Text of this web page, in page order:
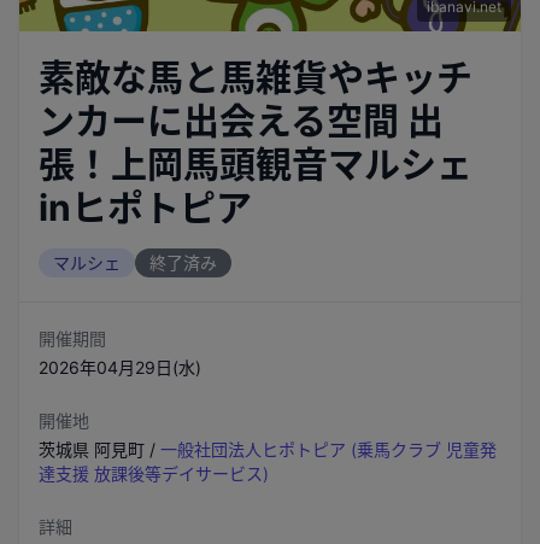
ibanavi.net
素敵な馬と馬雑貨やキッチ
ンカーに出会える空間 出
張！上岡馬頭観音マルシェ
inヒポトピア
マルシェ 終了済み
開催期間
2026年04月29日(水)
開催地
茨城県 阿見町 / 一般社団法人ヒポトピア (乗馬クラブ 児童発
達支援 放課後等デイサービス)
詳細